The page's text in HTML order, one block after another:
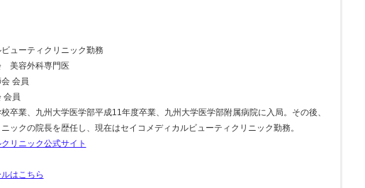
ューティクリニック勤務
美容外科専門医
会員
会員
卒業、九州大学医学部平成11年度卒業、九州大学医学部附属病院に入局。その後、
ックの院長を歴任し、現在はセイコメディカルビューティクリニック勤務。
リニック公式サイト
はこちら